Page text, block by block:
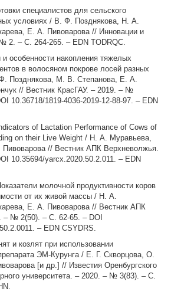
специалистов для сельского
условиях / В. Ф. Позднякова, Н. А.
Е. А. Пивоварова // Инновации и
2. – С. 264-265. – EDN TODRQC.
особенности накопления тяжелых
в волосяном покрове лосей разных
Позднякова, М. В. Степанова, Е. А.
// Вестник КрасГАУ. – 2019. – №
10.36718/1819-4036-2019-12-88-97. – EDN
of Lactation Performance of Cows of
on their Live Weight / Н. А. Муравьева,
// Вестник АПК Верхневолжья.
10.35694/yarcx.2020.50.2.011. – EDN
молочной продуктивности коров
от их живой массы / Н. А.
Е. А. Пивоварова // Вестник АПК
– № 2(50). – С. 62-65. – DOI
– EDN CSYDRS.
и козлят при использовании
ЭМ-Курунга / Е. Г. Скворцова, О.
[и др.] // Известия Оренбургского
университета. – 2020. – № 3(83). – С.